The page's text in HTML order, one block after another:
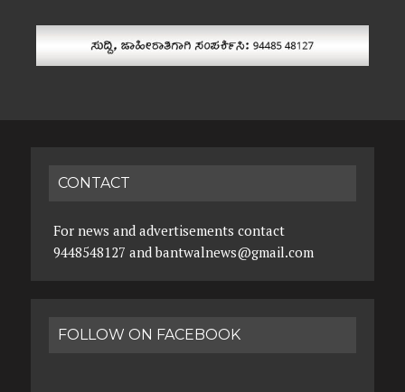
CONTACT
For news and advertisements contact
9448548127 and bantwalnews@gmail.com
FOLLOW ON FACEBOOK